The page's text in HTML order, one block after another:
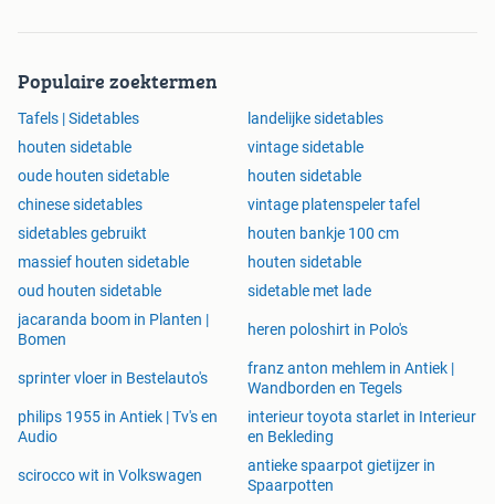
Populaire zoektermen
Tafels | Sidetables
landelijke sidetables
houten sidetable
vintage sidetable
oude houten sidetable
houten sidetable
chinese sidetables
vintage platenspeler tafel
sidetables gebruikt
houten bankje 100 cm
massief houten sidetable
houten sidetable
oud houten sidetable
sidetable met lade
jacaranda boom in Planten |
Bomen
heren poloshirt in Polo's
sprinter vloer in Bestelauto's
franz anton mehlem in Antiek |
Wandborden en Tegels
philips 1955 in Antiek | Tv's en
Audio
interieur toyota starlet in Interieur
en Bekleding
scirocco wit in Volkswagen
antieke spaarpot gietijzer in
Spaarpotten